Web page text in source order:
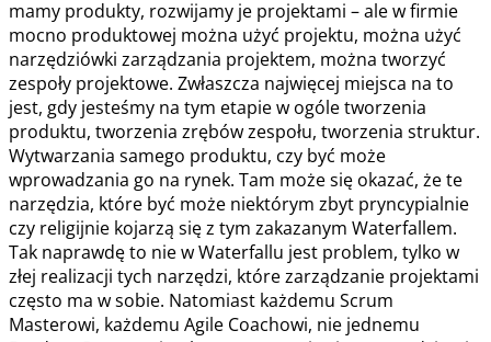
mamy produkty, rozwijamy je projektami – ale w firmie
mocno produktowej można użyć projektu, można użyć
narzędziówki zarządzania projektem, można tworzyć
zespoły projektowe. Zwłaszcza najwięcej miejsca na to
jest, gdy jesteśmy na tym etapie w ogóle tworzenia
produktu, tworzenia zrębów zespołu, tworzenia struktur.
Wytwarzania samego produktu, czy być może
wprowadzania go na rynek. Tam może się okazać, że te
narzędzia, które być może niektórym zbyt pryncypialnie
czy religijnie kojarzą się z tym zakazanym Waterfallem.
Tak naprawdę to nie w Waterfallu jest problem, tylko w
złej realizacji tych narzędzi, które zarządzanie projektami
często ma w sobie. Natomiast każdemu Scrum
Masterowi, każdemu Agile Coachowi, nie jednemu